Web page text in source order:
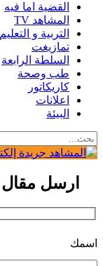
القضية اما فيه
المشاهد TV
التربية و التعليم
تمازيغت
السلطة الرابعة
طب وصحة
كاريكاتور
اعلانات
البيئة
ارسل مقال
اسمك